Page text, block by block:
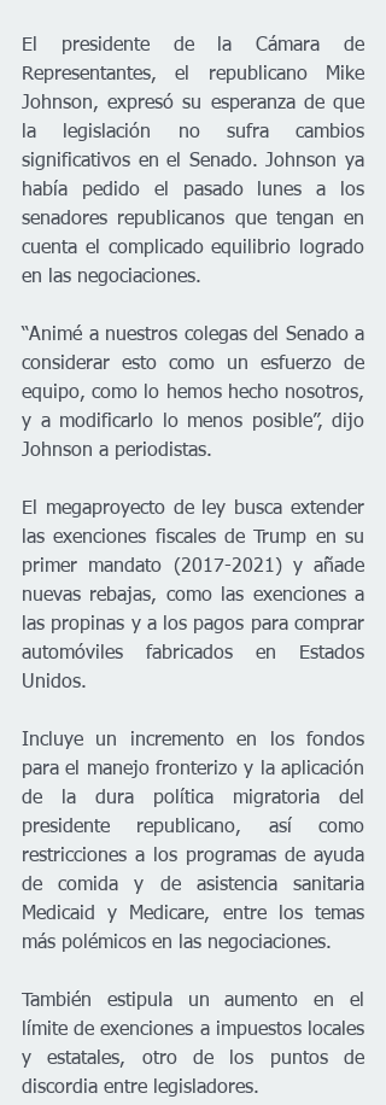
El presidente de la Cámara de
Representantes, el republicano Mike
Johnson, expresó su esperanza de que
la legislación no sufra cambios
significativos en el Senado. Johnson ya
había pedido el pasado lunes a los
senadores republicanos que tengan en
cuenta el complicado equilibrio logrado
en las negociaciones.
“Animé a nuestros colegas del Senado a
considerar esto como un esfuerzo de
equipo, como lo hemos hecho nosotros,
y a modificarlo lo menos posible”, dijo
Johnson a periodistas.
El megaproyecto de ley busca extender
las exenciones fiscales de Trump en su
primer mandato (2017-2021) y añade
nuevas rebajas, como las exenciones a
las propinas y a los pagos para comprar
automóviles fabricados en Estados
Unidos.
Incluye un incremento en los fondos
para el manejo fronterizo y la aplicación
de la dura política migratoria del
presidente republicano, así como
restricciones a los programas de ayuda
de comida y de asistencia sanitaria
Medicaid y Medicare, entre los temas
más polémicos en las negociaciones.
También estipula un aumento en el
límite de exenciones a impuestos locales
y estatales, otro de los puntos de
discordia entre legisladores.